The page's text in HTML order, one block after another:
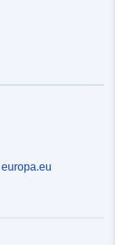
europa.eu